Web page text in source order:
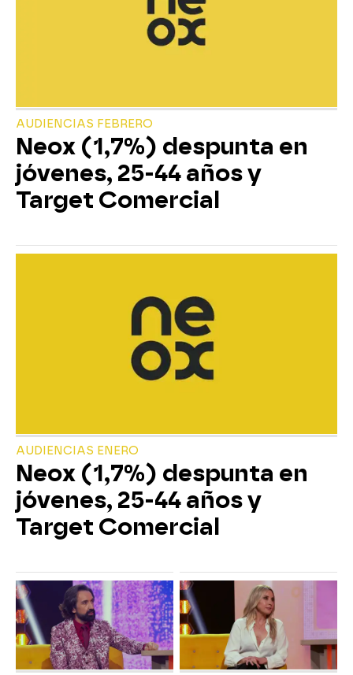
AUDIENCIAS FEBRERO
Neox (1,7%) despunta en
jóvenes, 25-44 años y
Target Comercial
AUDIENCIAS ENERO
Neox (1,7%) despunta en
jóvenes, 25-44 años y
Target Comercial